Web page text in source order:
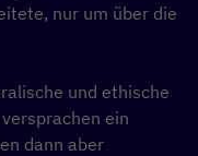
nur um über die
und ethische
ein
dann aber